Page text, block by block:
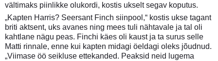
vältimaks piinlikke olukordi, kostis ukselt segav koputus.
„Kapten Harris? Seersant Finch siinpool,“ kostis ukse tagant
briti aktsent, uks avanes ning mees tuli nähtavale ja tal oli
kahtlane nägu peas. Finchi käes oli kaust ja ta surus selle
Matti rinnale, enne kui kapten midagi öeldagi oleks jõudnud.
„Viimase öö seikluse ettekanded. Peaksid neid lugema